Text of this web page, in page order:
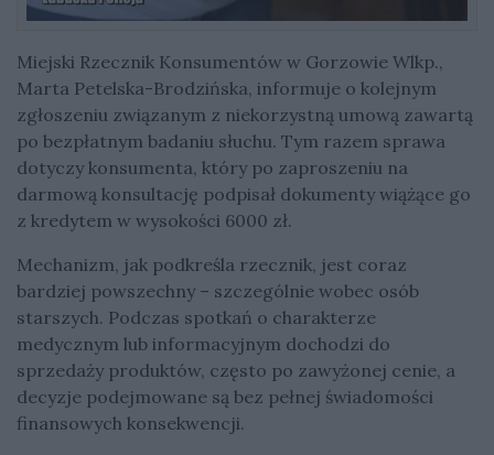
Miejski Rzecznik Konsumentów w Gorzowie Wlkp.,
Marta Petelska-Brodzińska, informuje o kolejnym
zgłoszeniu związanym z niekorzystną umową zawartą
po bezpłatnym badaniu słuchu. Tym razem sprawa
dotyczy konsumenta, który po zaproszeniu na
darmową konsultację podpisał dokumenty wiążące go
z kredytem w wysokości 6000 zł.
Mechanizm, jak podkreśla rzecznik, jest coraz
bardziej powszechny – szczególnie wobec osób
starszych. Podczas spotkań o charakterze
medycznym lub informacyjnym dochodzi do
sprzedaży produktów, często po zawyżonej cenie, a
decyzje podejmowane są bez pełnej świadomości
finansowych konsekwencji.